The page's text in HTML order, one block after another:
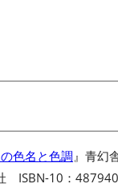
色名と色調 』青幻
ISBN-10：